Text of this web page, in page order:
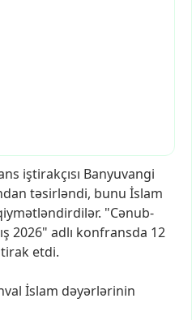
iştirakçısı Banyuvangi
təsirləndi, bunu İslam
"Cənub-
2026" adlı konfransda 12
etdi.
İslam dəyərlərinin